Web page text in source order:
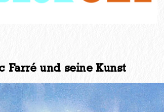
Farré und seine Kunst